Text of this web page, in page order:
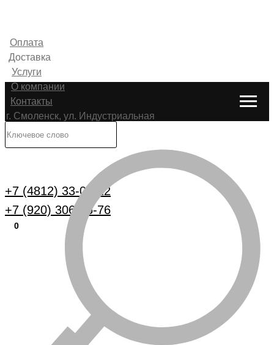
Оплата
Доставка
Услуги
О компании
Контакты
г. Смоленск, ул. Индустриальная
+7 (4812) 33-00-22
+7 (920) 306-25-76
0